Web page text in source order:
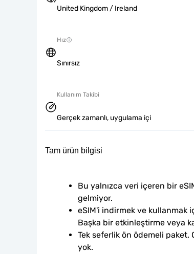
United Kingdom / Ireland
Hız
Sınırsız
Kullanım Takibi
Gerçek zamanlı, uygulama içi
Tam ürün bilgisi
Bu yalnızca veri içeren bir
gelmiyor.
eSIM'i indirmek ve kullanmak
Başka bir etkinleştirme veya
Tek seferlik ön ödemeli paket.
yok.